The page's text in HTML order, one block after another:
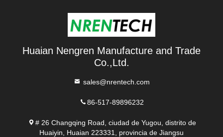
Huaian Nengren Manufacture and Trade
Co.,Ltd.
sales@nrentech.com
86-517-89896232
# 26 Changqing Road, ciudad de Yugou, distrito de
Huaiyin, Huaian 223331, provincia de Jiangsu